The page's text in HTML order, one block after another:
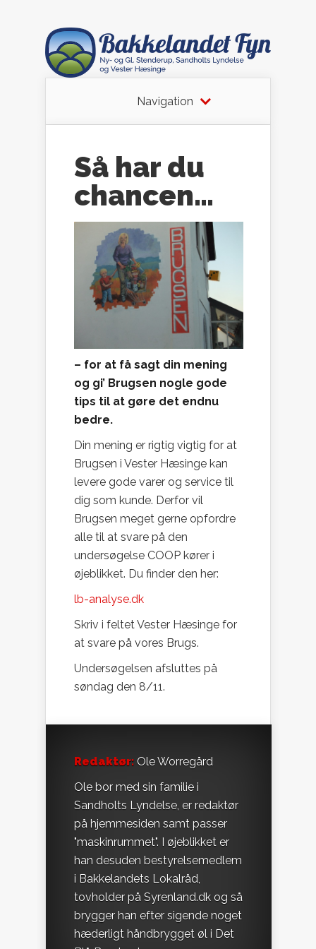
Navigation
Så har du
chancen…
– for at få sagt din mening
og gi’ Brugsen nogle gode
tips til at gøre det endnu
bedre.
Din mening er rigtig vigtig for at
Brugsen i Vester Hæsinge kan
levere gode varer og service til
dig som kunde. Derfor vil
Brugsen meget gerne opfordre
alle til at svare på den
undersøgelse COOP kører i
øjeblikket. Du finder den her:
lb-analyse.dk
Skriv i feltet Vester Hæsinge for
at svare på vores Brugs.
Undersøgelsen afsluttes på
søndag den 8/11.
Redaktør: Ole Worregård
Ole bor med sin familie i
Sandholts Lyndelse, er redaktør
på hjemmesiden samt passer
"maskinrummet". I øjeblikket er
han desuden bestyrelsemedlem
i Bakkelandets Lokalråd,
tovholder på Syrenland.dk og så
brygger han efter sigende noget
hæderligt håndbrygget øl i Det